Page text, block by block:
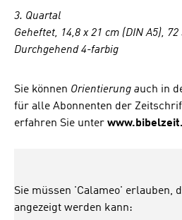
3. Quartal
Geheftet, 14,8 x 21 cm (DIN A5), 72
Durchgehend 4-farbig
Sie können Orientierung auch in
für alle Abonnenten der
erfahren Sie unter
Sie müssen 'Calameo' erlauben,
angezeigt werden kann: